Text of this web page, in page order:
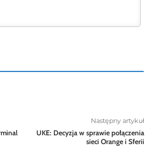
Następny artykuł
UKE: Decyzja w sprawie połączenia
sieci Orange i Sferii